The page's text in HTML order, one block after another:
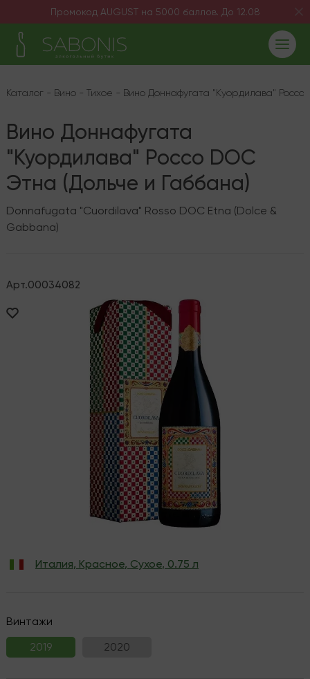
Промокод AUGUST на 5000 баллов. До 12.08
Каталог - Вино- Тихое - Вино Доннафугата "Куордилава"
Вино Доннафугата
"Куордилава" Россо DOC
Этна (Дольче и Габбана)
Donnafugata "Cuordilava" Rosso DOC Etna (Dolce &
Gabbana)
Арт.00034082
Италия, Красное, Сухое, 0.75 л
Винтажи
2019
2020